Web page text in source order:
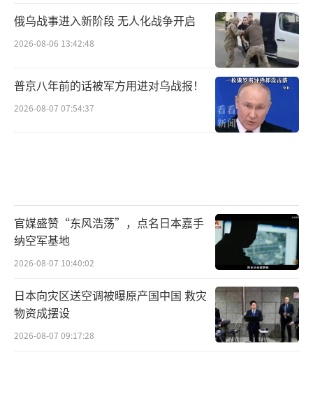
俄乌战事进入新阶段 无人化战争开启
2026-08-06 13:42:48
普京八年前的话被军方用进对乌战报！
2026-08-07 07:54:37
官媒盛赞“东风浩荡”，点名日本嘉手
纳空军基地
2026-08-07 10:40:02
日本向灾区送空调被曝原产国中国 救灾
物资成摆设
2026-08-07 09:17:28